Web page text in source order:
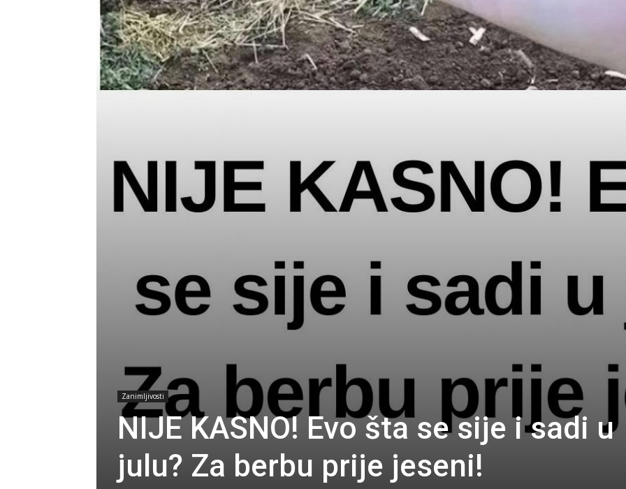
Zanimljivosti
NIJE KASNO! Evo šta se sije i sadi u
julu? Za berbu prije jeseni!